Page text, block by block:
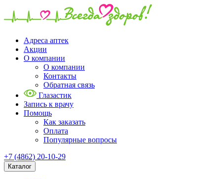
Адреса аптек
Акции
О компании
О компании
Контакты
Обратная связь
Глазастик
Запись к врачу
Помощь
Как заказать
Оплата
Популярные вопросы
+7 (4862) 20-10-29
Каталог